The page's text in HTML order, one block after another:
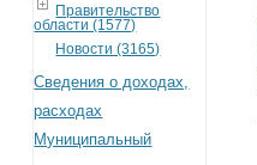
Правительство
области (1577)
Новости (3165)
Сведения о доходах,
расходах
Муниципальный